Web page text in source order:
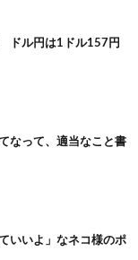
ドル円は1ドル157円
なって、適当なこと書
いいよ」なネコ様のポ